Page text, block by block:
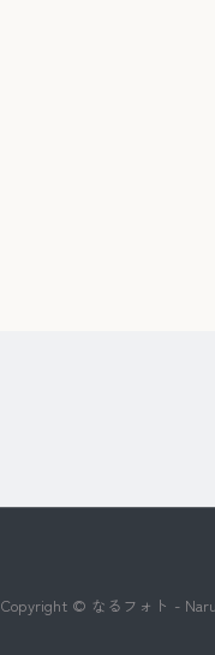
Copyright © なるフォト -